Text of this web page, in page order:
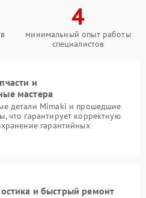
4
минимальный опыт работы
специалистов
и
мастера
детали Mimaki и прошедшие
что гарантирует корректную
гарантийных
и быстрый ремонт